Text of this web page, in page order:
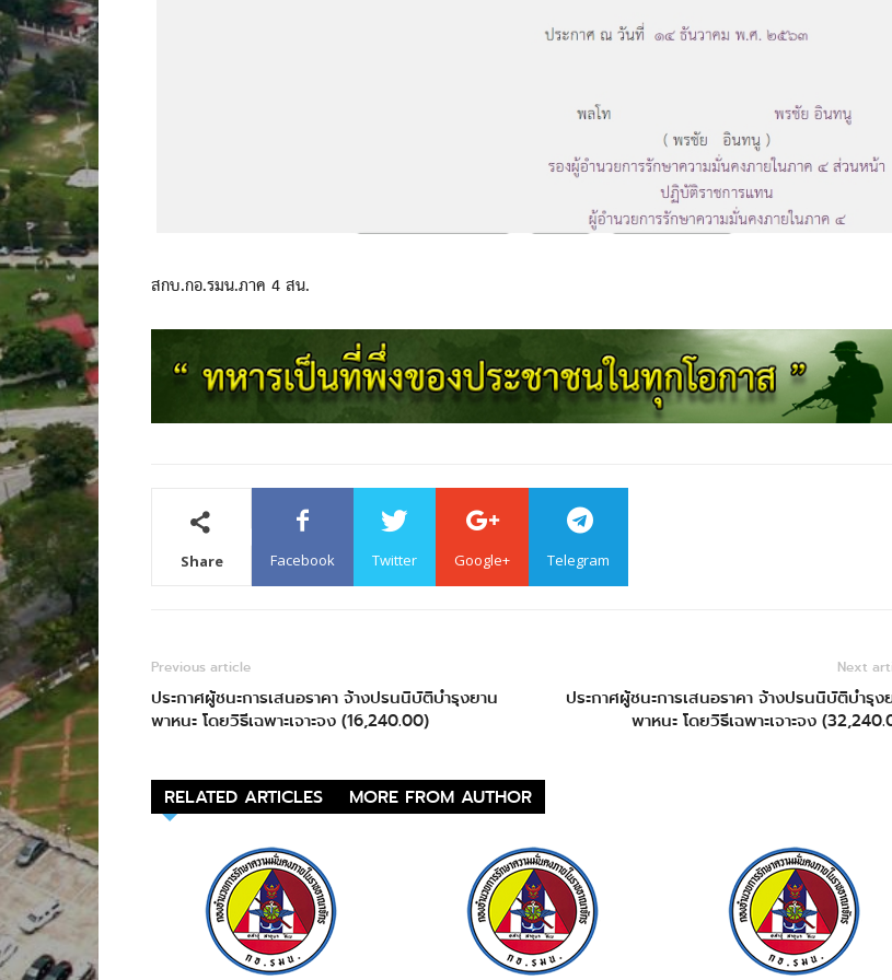
สกบ.กอ.รมน.ภาค 4 สน.
Share Facebook Twitter Google+ Telegram
Previous article
ประกาศผู้ชนะการเสนอราคา จ้างปรนนิบัติบำรุงยาน
พาหนะ โดยวิธีเฉพาะเจาะจง (16,240.00)
Next
ประกาศผู้ชนะการเสนอราคา จ้างปรนนิบัติบำรุง
พาหนะ โดยวิธีเฉพาะเจาะจง
RELATED ARTICLES MORE FROM AUTHOR